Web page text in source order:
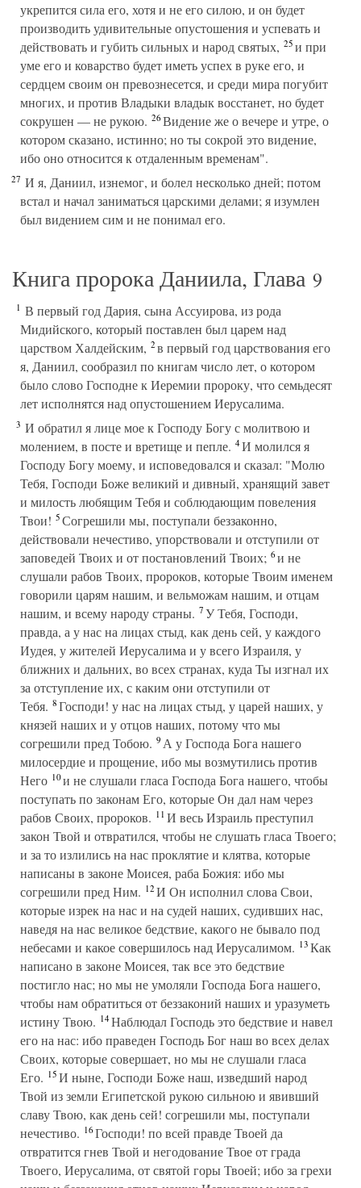
укрепится сила его, хотя и не его силою, и он будет
производить удивительные опустошения и успевать и
действовать и губить сильных и народ святых, 25и при
уме его и коварство будет иметь успех в руке его, и
сердцем своим он превознесется, и среди мира погубит
многих, и против Владыки владык восстанет, но будет
сокрушен — не рукою. 26Видение же о вечере и утре, о
котором сказано, истинно; но ты сокрой это видение,
ибо оно относится к отдаленным временам".
27 И я, Даниил, изнемог, и болел несколько дней; потом
встал и начал заниматься царскими делами; я изумлен
был видением сим и не понимал его.
Книга пророка Даниила, Глава 9
1 В первый год Дария, сына Ассуирова, из рода
Мидийского, который поставлен был царем над
царством Халдейским, 2в первый год царствования его
я, Даниил, сообразил по книгам число лет, о котором
было слово Господне к Иеремии пророку, что семьдесят
лет исполнятся над опустошением Иерусалима.
3 И обратил я лице мое к Господу Богу с молитвою и
молением, в посте и вретище и пепле. 4И молился я
Господу Богу моему, и исповедовался и сказал: "Молю
Тебя, Господи Боже великий и дивный, хранящий завет
и милость любящим Тебя и соблюдающим повеления
Твои! 5Согрешили мы, поступали беззаконно,
действовали нечестиво, упорствовали и отступили от
заповедей Твоих и от постановлений Твоих; 6и не
слушали рабов Твоих, пророков, которые Твоим именем
говорили царям нашим, и вельможам нашим, и отцам
нашим, и всему народу страны. 7У Тебя, Господи,
правда, а у нас на лицах стыд, как день сей, у каждого
Иудея, у жителей Иерусалима и у всего Израиля, у
ближних и дальних, во всех странах, куда Ты изгнал их
за отступление их, с каким они отступили от
Тебя. 8Господи! у нас на лицах стыд, у царей наших, у
князей наших и у отцов наших, потому что мы
согрешили пред Тобою. 9А у Господа Бога нашего
милосердие и прощение, ибо мы возмутились против
Него 10и не слушали гласа Господа Бога нашего, чтобы
поступать по законам Его, которые Он дал нам через
рабов Своих, пророков. 11И весь Израиль преступил
закон Твой и отвратился, чтобы не слушать гласа Твоего;
и за то излились на нас проклятие и клятва, которые
написаны в законе Моисея, раба Божия: ибо мы
согрешили пред Ним. 12И Он исполнил слова Свои,
которые изрек на нас и на судей наших, судивших нас,
наведя на нас великое бедствие, какого не бывало под
небесами и какое совершилось над Иерусалимом. 13Как
написано в законе Моисея, так все это бедствие
постигло нас; но мы не умоляли Господа Бога нашего,
чтобы нам обратиться от беззаконий наших и уразуметь
истину Твою. 14Наблюдал Господь это бедствие и навел
его на нас: ибо праведен Господь Бог наш во всех делах
Своих, которые совершает, но мы не слушали гласа
Его. 15И ныне, Господи Боже наш, изведший народ
Твой из земли Египетской рукою сильною и явивший
славу Твою, как день сей! согрешили мы, поступали
нечестиво. 16Господи! по всей правде Твоей да
отвратится гнев Твой и негодование Твое от града
Твоего, Иерусалима, от святой горы Твоей; ибо за грехи